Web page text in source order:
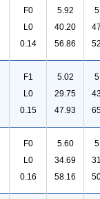
F0
L0
0.14
5.92
40.20
56.86
F1
L0
0.15
5.02
29.75
47.93
F0
L0
0.16
5.60
34.69
58.16